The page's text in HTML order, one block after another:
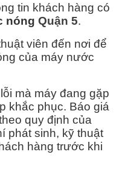
tin khách hàng có
nóng Quận 5.
viên đến nơi để
của máy nước
mà máy đang gặp
khắc phục. Báo giá
quy định của
phát sinh, kỹ thuật
hàng trước khi